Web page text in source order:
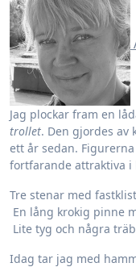
Jag plockar fram en
trollet. Den gjordes av
ett år sedan.
fortfarande attraktiva i
Tre stenar med
En lång krokig pinne
Lite tyg och några
Idag tar jag med